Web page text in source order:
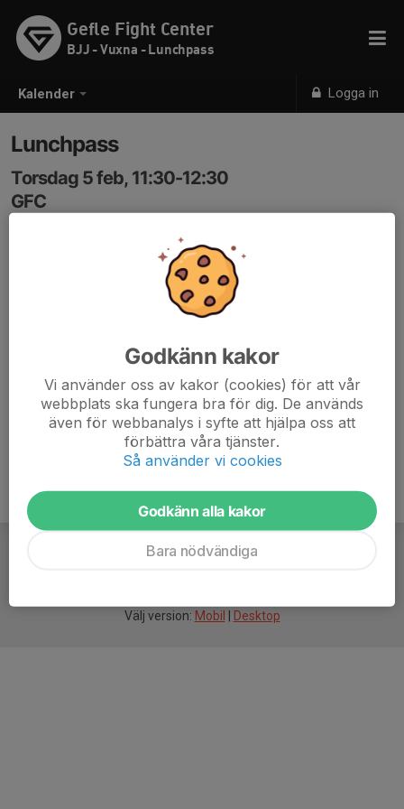
Kalender Logga in
Gefle Fight Center
BJJ - Vuxna - Lunchpass
Lunchpass
Torsdag 5 feb, 11:30-12:30
GFC
Välj version: Mobil Desktop
Godkänn kakor
Vi använder oss av kakor (cookies) för att vår
webbplats ska fungera bra för dig. De används
även för webbanalys i syfte att hjälpa oss att
förbättra våra tjänster.
Så använder vi cookies
Godkänn alla kakor
Bara nödvändiga